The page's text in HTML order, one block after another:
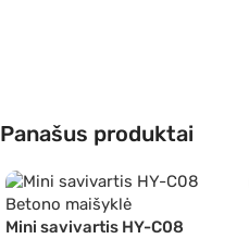
Panašus produktai
Mini savivartis HY-C08